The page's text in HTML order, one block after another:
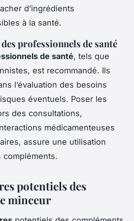
d’ingrédients
à la santé.
professionnels de santé
de santé, tels que
est recommandé. Ils
l’évaluation des besoins
éventuels. Poser les
des consultations,
médicamenteuses
assure une utilisation
compléments.
potentiels des
minceur